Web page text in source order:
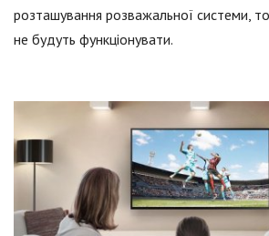
розташування розважальної системи, то
не будуть функціонувати.